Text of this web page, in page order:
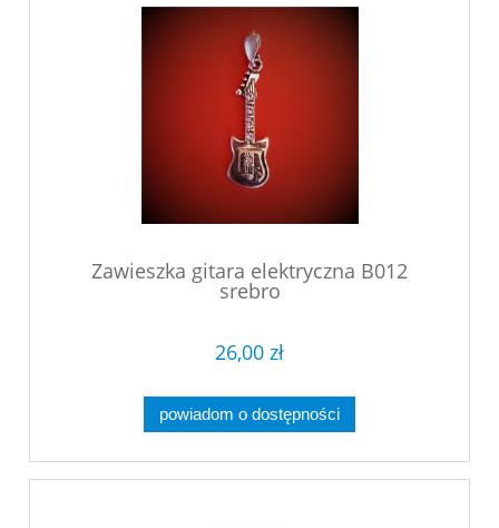
Zawieszka gitara elektryczna B012
srebro
26,00 zł
powiadom o dostępności